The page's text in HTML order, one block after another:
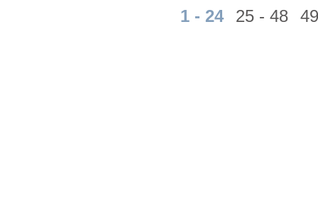
1 - 24 25 - 48